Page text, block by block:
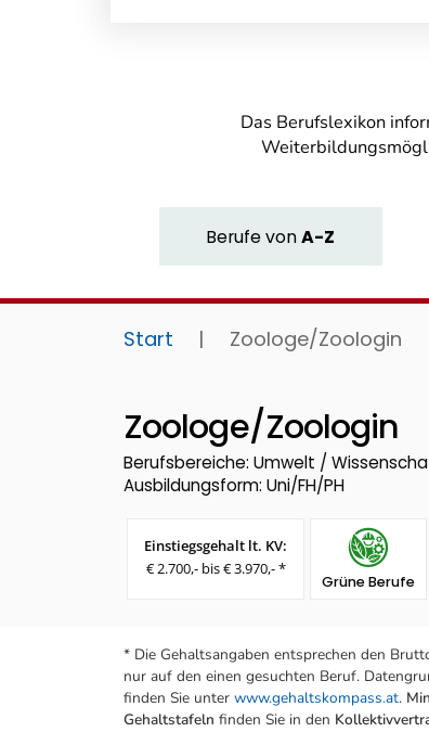
Das Berufslexikon
BerufevonA-Z
Start | Zoologe/Zoologin
Zoologe/Zoologin
Berufsbereiche: Umwelt /
Ausbildungsform: Uni/FH/PH
Einstiegsgehalt lt. KV:
€ 2.700,- bis € 3.970,- *
Grüne Berufe
* Die Gehaltsangaben entsprechen den
nur auf den einen gesuchten Beruf.
finden Sie unter www.gehaltskompass.at.
Gehaltstafeln finden Sie in den